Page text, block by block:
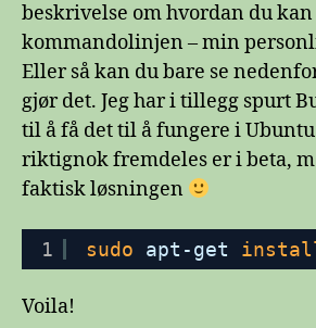
beskrivelse om hvordan du
kommandolinjen – min
Eller så kan du bare se
gjør det. Jeg har i tillegg spurt
til å få det til å fungere i Ubuntu
riktignok fremdeles er i beta,
faktisk løsningen
1 sudo apt-get
Voila!